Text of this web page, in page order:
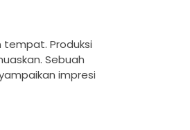
tempat. Produksi
Sebuah
impresi